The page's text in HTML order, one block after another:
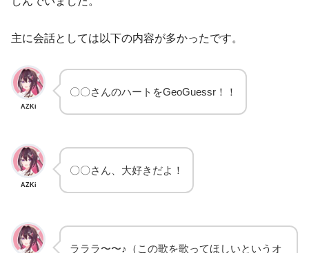
主に会話としては以下の内容が多かったです。
AZKi
〇〇さんのハートをGeoGuessr！！
AZKi
〇〇さん、大好きだよ！
ラララ〜〜♪（この歌を歌ってほしいというオ